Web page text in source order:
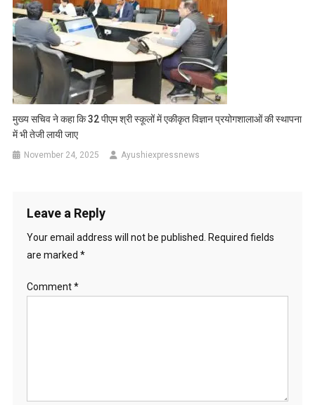
मुख्य सचिव ने कहा कि 32 पीएम श्री स्कूलों में एकीकृत विज्ञान प्रयोगशालाओं की स्थापना
में भी तेजी लायी जाए
November 24, 2025 Ayushiexpressnews
Leave a Reply
Your email address will not be published.
Required fields
are marked *
Comment*